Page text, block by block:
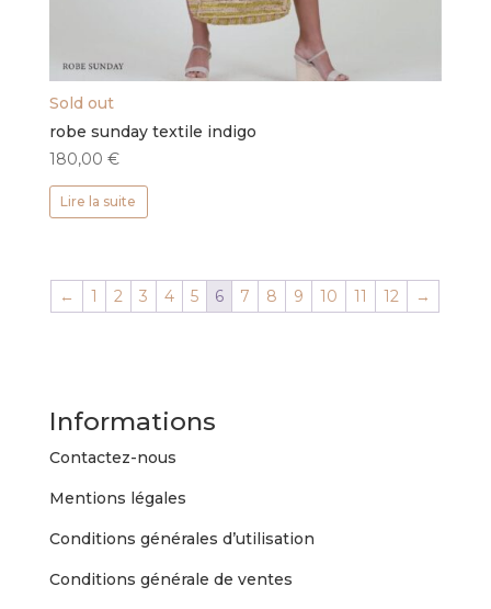
Sold out
robe sunday textile indigo
180,00 €
Lire la suite
← 1 2 3 4 5 6 7 8 9 10 11 12 →
Informations
Contactez-nous
Mentions légales
Conditions générales d’utilisation
Conditions générale de ventes